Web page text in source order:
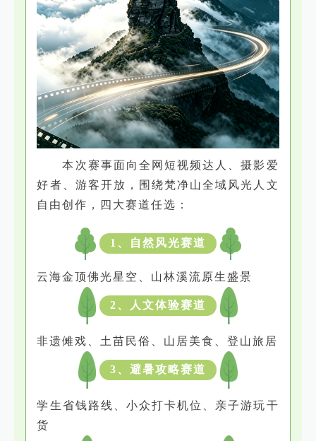
本次赛事面向全网短视频达人、摄影爱
好者、游客开放，围绕梵净山全域风光人文
自由创作，四大赛道任选：
1、自然风光赛道
云海金顶佛光星空、山林溪流原生盛景
2、人文体验赛道
非遗傩戏、土苗民俗、山居美食、登山旅居
3、避暑攻略赛道
学生省钱路线、小众打卡机位、亲子游玩干
货